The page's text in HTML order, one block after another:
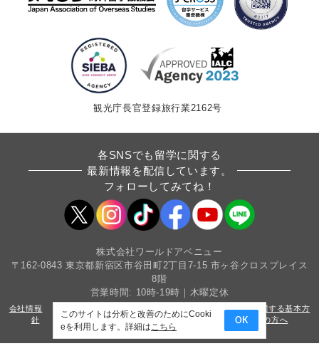
このサイトは分析と改善のためにCooki
eを利用します。詳細はこちら
OK
観光庁長官登録旅行業2162号
各SNSでも留学に関する
最新情報を配信しています。
フォローしてみてね！
株式会社ワールドアベニュー
〒162-0843 東京都新宿区市谷田町2丁目7-15 市ヶ谷クロスプレイス
8階
営業時間: 10時-19時｜木曜定休
会社情報 条件書・約款
カスタマーハラスメントに関する基本方
針
サイトマップ プライバシーポリシー 法人・教育機関の方へ
Copyright(c) World Avenue Co.,Ltd. All Rights Reserved